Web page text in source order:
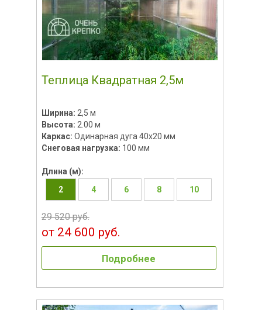
Теплица Квадратная 2,5м
Ширина: 2,5 м
Высота: 2.00 м
Каркас: Одинарная дуга 40х20 мм
Снеговая нагрузка: 100 мм
Длина (м):
2
4 6 8 10
29 520 руб.
от 24 600 руб.
Подробнее